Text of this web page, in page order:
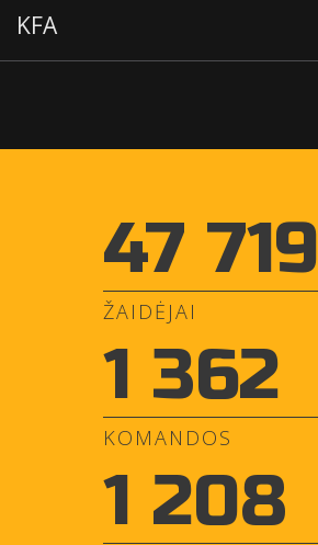
KFA
47 719
ŽAIDĖJAI
1 362
KOMANDOS
1 208